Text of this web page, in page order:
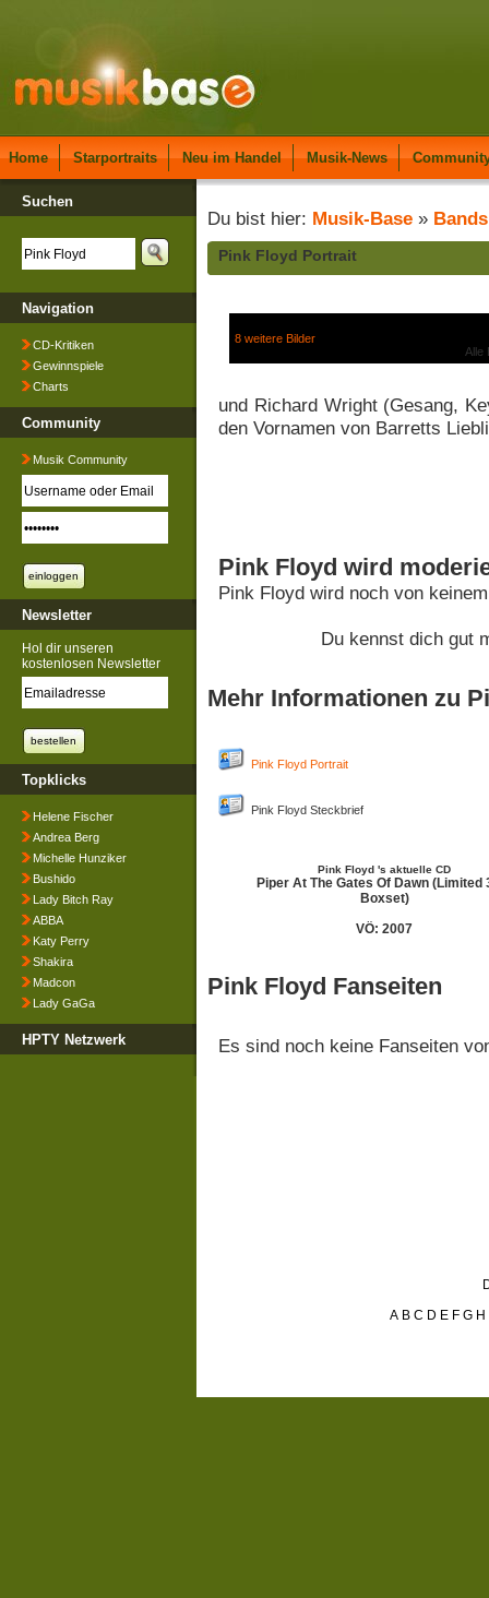
Home Starportraits Neu im Handel Musik-News
Suchen
Navigation
CD-Kritiken
Gewinnspiele
Charts
Community
Musik Community
Newsletter
Hol dir unseren
kostenlosen Newsletter
Topklicks
Helene Fischer
Andrea Berg
Michelle Hunziker
Bushido
Lady Bitch Ray
ABBA
Katy Perry
Shakira
Madcon
Lady GaGa
HPTY Netzwerk
Du bist hier: Musik-Base » Bands
Pink Floyd Portrait
8 weitere Bilder
Alle
und Richard Wright (Gesang,
den Vornamen von Barretts
Pink Floyd wird
Pink Floyd wird noch von
Du kennst dich gut
Mehr Informationen zu
Pink Floyd Portrait
Pink Floyd Steckbrief
Pink Floyd 's aktuelle CD
Piper At The Gates Of Dawn (Limited
Boxset)
VÖ: 2007
Pink Floyd Fanseiten
Es sind noch keine Fanseiten
A B C D E F G H